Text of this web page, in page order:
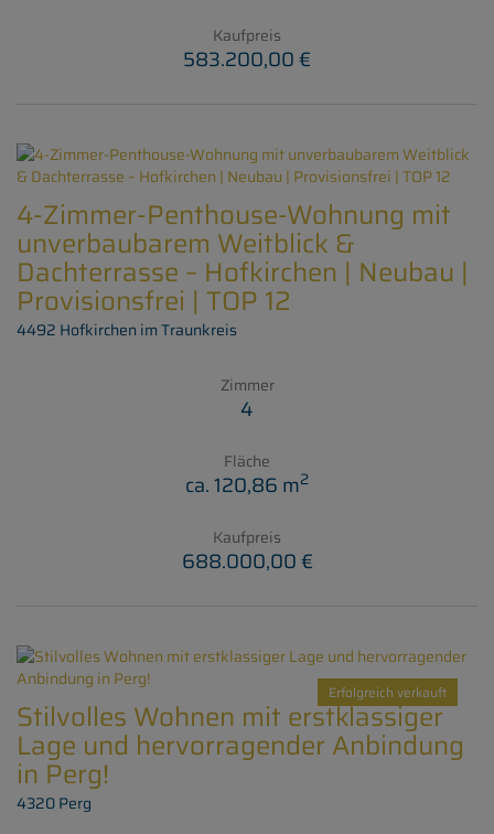
Kaufpreis
583.200,00 €
4-Zimmer-Penthouse-Wohnung mit
unverbaubarem Weitblick &
Dachterrasse – Hofkirchen | Neubau |
Provisionsfrei | TOP 12
4492 Hofkirchen im Traunkreis
Zimmer
4
Fläche
ca. 120,86 m2
Kaufpreis
688.000,00 €
Erfolgreich verkauft
Stilvolles Wohnen mit erstklassiger
Lage und hervorragender Anbindung
in Perg!
4320 Perg